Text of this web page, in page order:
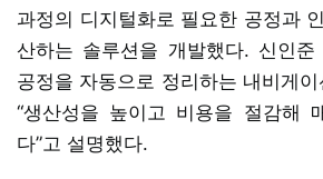
과정의 디지털화로 필요한 공정과
산하는 솔루션을 개발했다. 신인
공정을 자동으로 정리하는 내비게이
“생산성을 높이고 비용을 절감해
다”고 설명했다.